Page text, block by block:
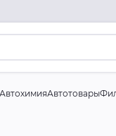
АвтохимияАвтотовары